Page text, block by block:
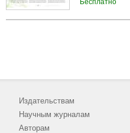
приема
Бесплатно
Издательствам
Научным журналам
Авторам